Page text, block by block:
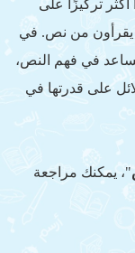
تركيزًا على
يقرأون من نص. في
في فهم النص،
على قدرتها في
"، يمكنك مراجعة